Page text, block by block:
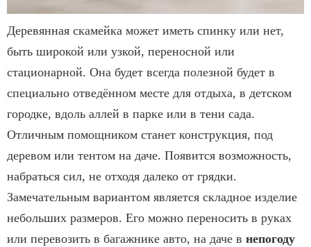
Деревянная скамейка может иметь спинку или нет,
быть широкой или узкой, переносной или
стационарной. Она будет всегда полезной будет в
специально отведённом месте для отдыха, в детском
городке, вдоль аллей в парке или в тени сада.
Отличным помощником станет конструкция, под
деревом или тентом на даче. Появится возможность,
набраться сил, не отходя далеко от грядки.
Замечательным вариантом является складное изделие
небольших размеров. Его можно переносить в руках
или перевозить в багажнике авто, на даче в непогоду